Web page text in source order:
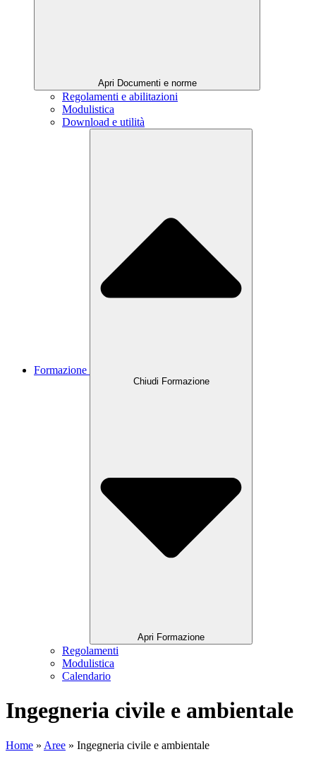
Apri Documenti e norme
Regolamenti e abilitazioni
Modulistica
Download e utilità
Formazione
Chiudi Formazione
Apri Formazione
Regolamenti
Modulistica
Calendario
Ingegneria civile e ambientale
Home » Aree » Ingegneria civile e ambientale